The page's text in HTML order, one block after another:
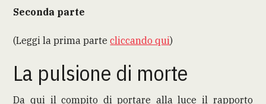
Seconda parte
(Leggi la prima partecliccando qui)
La pulsione di morte
Da qui il compito di portare alla luce il rapporto